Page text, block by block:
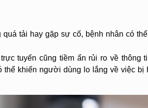
tải hay gặp sự cố, bệnh nhân có
tuyến cũng tiềm ẩn rủi ro về thông
thể khiến người dùng lo lắng về việc bị